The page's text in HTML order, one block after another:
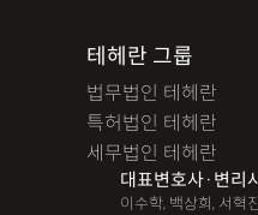
테헤란 그룹
법무법인 테헤란
특허법인 테헤란
세무법인 테헤란
대표변호사·변리
이수학, 백상희, 서혁진